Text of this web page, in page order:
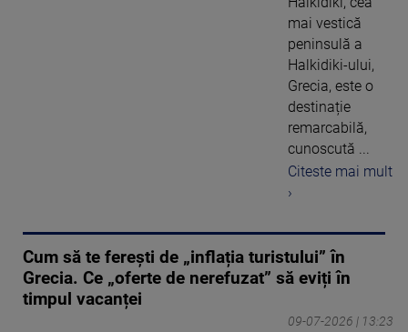
mai vestică
peninsulă a
Halkidiki-ului,
Grecia, este o
destinație
remarcabilă,
cunoscută ...
Citeste mai mult
›
Cum să te ferești de „inflația turistului” în
Grecia. Ce „oferte de nerefuzat” să eviți în
timpul vacanței
09-07-2026 | 13:23